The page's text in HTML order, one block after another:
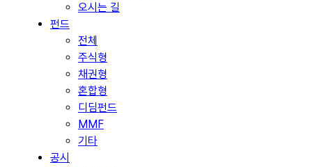
오시는 길
펀드
전체
주식형
채권형
혼합형
디딤펀드
MMF
기타
공시